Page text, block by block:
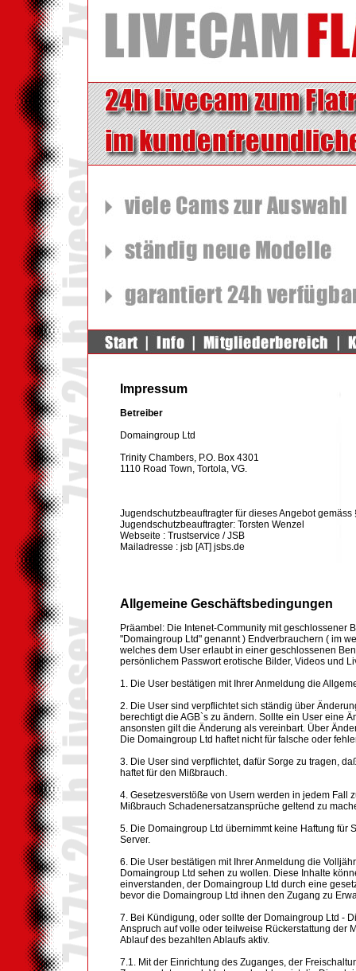
Impressum
Betreiber
Domaingroup Ltd
Trinity Chambers, P.O. Box 4301
1110 Road Town, Tortola, VG.
Jugendschutzbeauftragter für dieses Angebot
Jugendschutzbeauftragter: Torsten Wenzel
Webseite : Trustservice / JSB
Mailadresse : jsb [AT] jsbs.de
Allgemeine Geschäftsbedingungen
Präambel: Die Intenet-Community mit geschlossener
"Domaingroup Ltd" genannt ) Endverbrauchern ( im
welches dem User erlaubt in einer geschlossenen
persönlichem Passwort erotische Bilder, Videos und
1. Die User bestätigen mit Ihrer Anmeldung die
2. Die User sind verpflichtet sich ständig über
berechtigt die AGB`s zu ändern. Sollte ein User eine
ansonsten gilt die Änderung als vereinbart. Über
Die Domaingroup Ltd haftet nicht für falsche oder
3. Die User sind verpflichtet, dafür Sorge zu tragen,
haftet für den Mißbrauch.
4. Gesetzesverstöße von Usern werden in jedem Fall
Mißbrauch Schadenersatzansprüche geltend zu
5. Die Domaingroup Ltd übernimmt keine Haftung
Server.
6. Die User bestätigen mit Ihrer Anmeldung die
Domaingroup Ltd sehen zu wollen. Diese Inhalte
einverstanden, der Domaingroup Ltd durch eine
bevor die Domaingroup Ltd ihnen den Zugang zu
7. Bei Kündigung, oder sollte der Domaingroup Ltd -
Anspruch auf volle oder teilweise Rückerstattung der
Ablauf des bezahlten Ablaufs aktiv.
7.1. Mit der Einrichtung des Zuganges, der